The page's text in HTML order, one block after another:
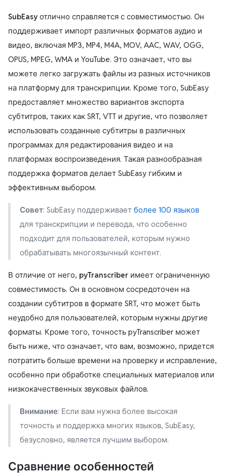
SubEasy отлично справляется с совместимостью. Он
поддерживает импорт различных форматов аудио и
видео, включая MP3, MP4, M4A, MOV, AAC, WAV, OGG,
OPUS, MPEG, WMA и YouTube. Это означает, что вы
можете легко загружать файлы из разных источников
на платформу для транскрипции. Кроме того, SubEasy
предоставляет множество вариантов экспорта
субтитров, таких как SRT, VTT и другие, что позволяет
использовать созданные субтитры в различных
программах для редактирования видео и на
платформах воспроизведения. Такая разнообразная
поддержка форматов делает SubEasy гибким и
эффективным выбором.
Совет: SubEasy поддерживает более 100 языков
для транскрипции и перевода, что особенно
подходит для пользователей, которым нужно
обрабатывать многоязычный контент.
В отличие от него, pyTranscriber имеет ограниченную
совместимость. Он в основном сосредоточен на
создании субтитров в формате SRT, что может быть
неудобно для пользователей, которым нужны другие
форматы. Кроме того, точность pyTranscriber может
быть ниже, что означает, что вам, возможно, придется
потратить больше времени на проверку и исправление,
особенно при обработке специальных материалов или
низкокачественных звуковых файлов.
Внимание: Если вам нужна более высокая
точность и поддержка многих языков, SubEasy,
безусловно, является лучшим выбором.
Сравнение особенностей